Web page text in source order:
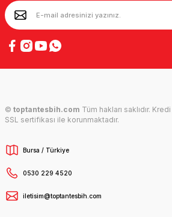
© toptantesbih.com Tüm hakları saklıdır.
SSL sertifikası ile korunmaktadır.
Bursa / Türkiye
0530 229 4520
iletisim@toptantesbih.com